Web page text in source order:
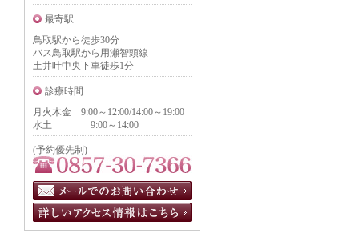
最寄駅
鳥取駅から徒歩30分
バス鳥取駅から用瀬智頭線
土井叶中央下車徒歩1分
診療時間
月火木金 9:00～12:00/14:00～19:00
水土 9:00～14:00
(予約優先制)